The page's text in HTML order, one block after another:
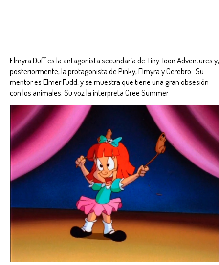
Elmyra Duff es la antagonista secundaria de Tiny Toon Adventures y,
posteriormente, la protagonista de Pinky, Elmyra y Cerebro . Su
mentor es Elmer Fudd, y se muestra que tiene una gran obsesión
con los animales. Su voz la interpreta Cree Summer